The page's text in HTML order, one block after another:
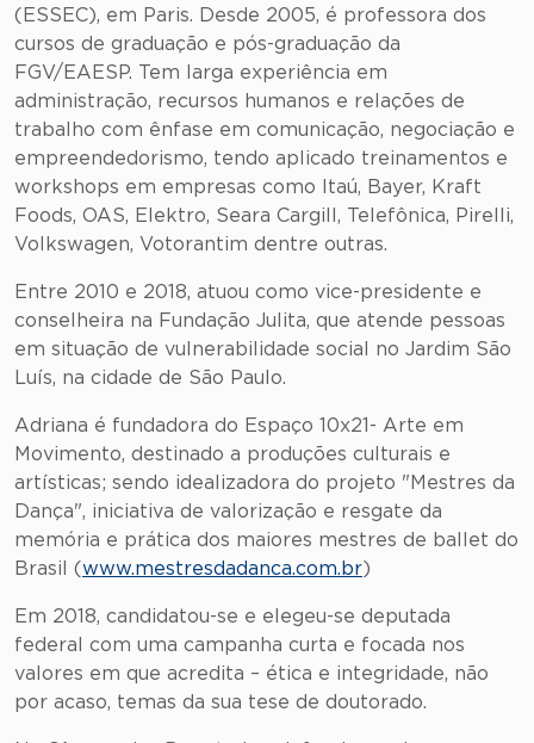
(ESSEC), em Paris. Desde 2005, é professora dos
cursos de graduação e pós-graduação da
FGV/EAESP. Tem larga experiência em
administração, recursos humanos e relações de
trabalho com ênfase em comunicação, negociação e
empreendedorismo, tendo aplicado treinamentos e
workshops em empresas como Itaú, Bayer, Kraft
Foods, OAS, Elektro, Seara Cargill, Telefônica, Pirelli,
Volkswagen, Votorantim dentre outras.
Entre 2010 e 2018, atuou como vice-presidente e
conselheira na Fundação Julita, que atende pessoas
em situação de vulnerabilidade social no Jardim São
Luís, na cidade de São Paulo.
Adriana é fundadora do Espaço 10x21- Arte em
Movimento, destinado a produções culturais e
artísticas; sendo idealizadora do projeto "Mestres da
Dança", iniciativa de valorização e resgate da
memória e prática dos maiores mestres de ballet do
Brasil (www.mestresdadanca.com.br)
Em 2018, candidatou-se e elegeu-se deputada
federal com uma campanha curta e focada nos
valores em que acredita – ética e integridade, não
por acaso, temas da sua tese de doutorado.